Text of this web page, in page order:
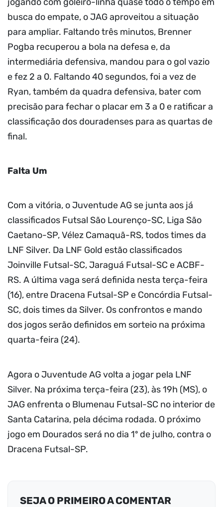
busca do empate, o JAG aproveitou a situação
para ampliar. Faltando três minutos, Brenner
Pogba recuperou a bola na defesa e, da
intermediária defensiva, mandou para o gol vazio
e fez 2 a 0. Faltando 40 segundos, foi a vez de
Ryan, também da quadra defensiva, bater com
precisão para fechar o placar em 3 a 0 e ratificar a
classificação dos douradenses para as quartas de
final.
Falta Um
Com a vitória, o Juventude AG se junta aos já
classificados Futsal São Lourenço-SC, Liga São
Caetano-SP, Vélez Camaquã-RS, todos times da
LNF Silver. Da LNF Gold estão classificados
Joinville Futsal-SC, Jaraguá Futsal-SC e ACBF-
RS. A última vaga será definida nesta terça-feira
(16), entre Dracena Futsal-SP e Concórdia Futsal-
SC, dois times da Silver. Os confrontos e mando
dos jogos serão definidos em sorteio na próxima
quarta-feira (24).
Agora o Juventude AG volta a jogar pela LNF
Silver. Na próxima terça-feira (23), às 19h (MS), o
JAG enfrenta o Blumenau Futsal-SC no interior de
Santa Catarina, pela décima rodada. O próximo
jogo em Dourados será no dia 1º de julho, contra o
Dracena Futsal-SP.
SEJA O PRIMEIRO A COMENTAR